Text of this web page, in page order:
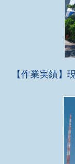
【作業実績】